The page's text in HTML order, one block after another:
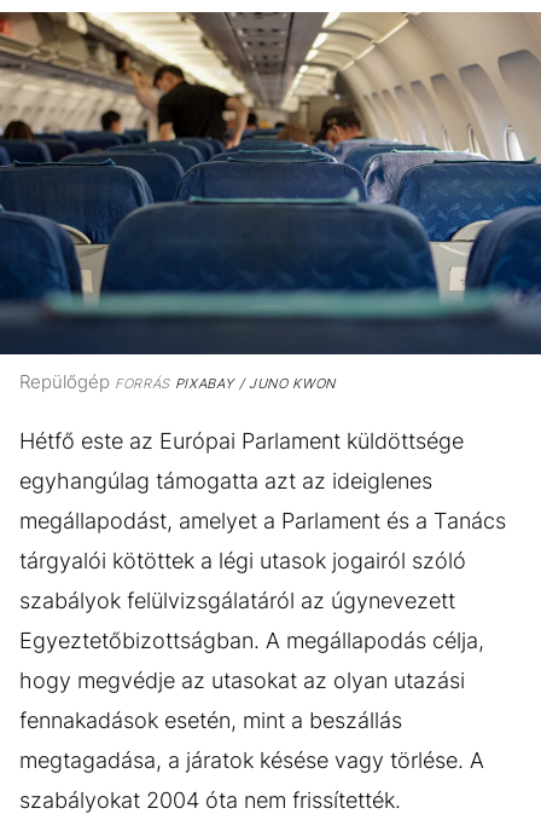
Repülőgép FORRÁSPIXABAY / JUNO KWON
Hétfő este az Európai Parlament küldöttsége
egyhangúlag támogatta azt az ideiglenes
megállapodást, amelyet a Parlament és a Tanács
tárgyalói kötöttek a légi utasok jogairól szóló
szabályok felülvizsgálatáról az úgynevezett
Egyeztetőbizottságban. A megállapodás célja,
hogy megvédje az utasokat az olyan utazási
fennakadások esetén, mint a beszállás
megtagadása, a járatok késése vagy törlése. A
szabályokat 2004 óta nem frissítették.